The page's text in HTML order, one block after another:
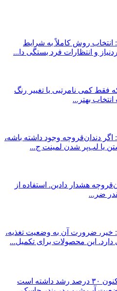
روش کاملاً به شرایط
و انتظارات فرد بستگی دا...
فقط کمی نامرتبی یا تغییر رنگ
بهتر...
دندان‌قروچه وجود داشته باشه،
یا لب‌پر شدن لمینت ج...
هشدار دادین. استفاده از
ضر...
ضرورت آن به وضعیت تغذیه،
این محصولات برای تکمیل...